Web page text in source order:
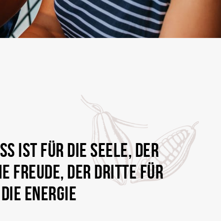
IST FÜR DIE SEELE, DER
FREUDE, DER DRITTE FÜR
DIE ENERGIE